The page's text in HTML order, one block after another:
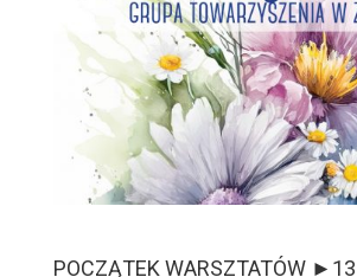
POCZĄTEK WARSZTATÓW